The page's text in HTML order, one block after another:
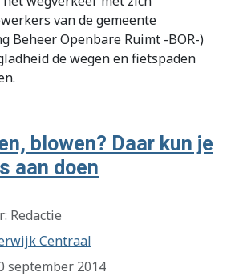
van de gemeente
Beheer Openbare Ruimt -BOR-)
de wegen en fietspaden
blowen? Daar kun je
aan doen
Redactie
Centraal
september 2014